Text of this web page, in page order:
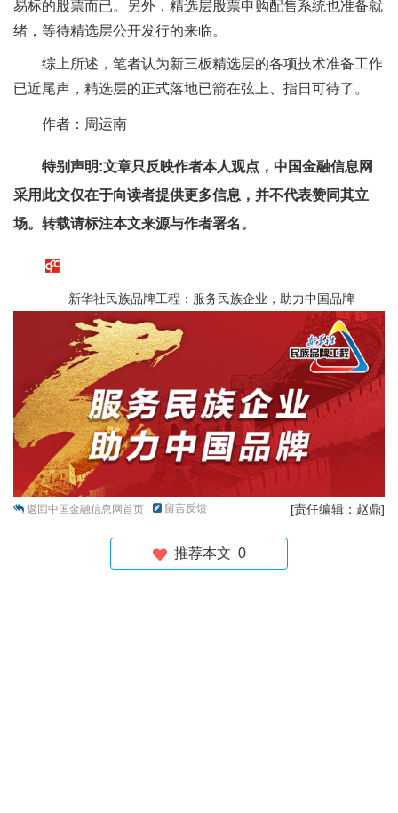
易标的股票而已。另外，精选层股票申购配售系统也准备就
绪，等待精选层公开发行的来临。
综上所述，笔者认为新三板精选层的各项技术准备工作
已近尾声，精选层的正式落地已箭在弦上、指日可待了。
作者：周运南
特别声明:文章只反映作者本人观点，中国金融信息网
采用此文仅在于向读者提供更多信息，并不代表赞同其立
场。转载请标注本文来源与作者署名。
新华社民族品牌工程：服务民族企业，助力中国品牌
返回中国金融信息网首页 留言反馈 [责任编辑：赵鼎]
推荐本文 0